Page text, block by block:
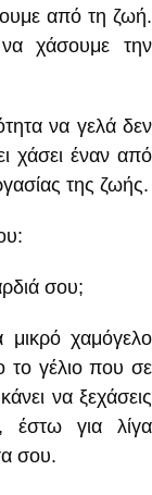
από τη ζωή.
χάσουμε την
να γελά δεν
χάσει έναν από
της ζωής.
σου;
μικρό χαμόγελο
το γέλιο που σε
να ξεχάσεις
έστω για λίγα
σου.